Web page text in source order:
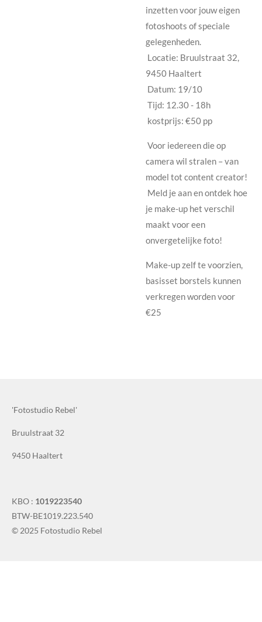
inzetten voor jouw eigen
fotoshoots of speciale
gelegenheden.
Locatie: Bruulstraat 32,
9450 Haaltert
Datum: 19/10
Tijd: 12.30 - 18h
kostprijs: €50 pp
Voor iedereen die op
camera wil stralen – van
model tot content creator!
Meld je aan en ontdek hoe
je make-up het verschil
maakt voor een
onvergetelijke foto!
Make-up zelf te voorzien,
basisset borstels kunnen
verkregen worden voor
€25
'Fotostudio Rebel'
Bruulstraat 32
9450 Haaltert
KBO : 1019223540
BTW-BE1019.223.540
© 2025 Fotostudio Rebel